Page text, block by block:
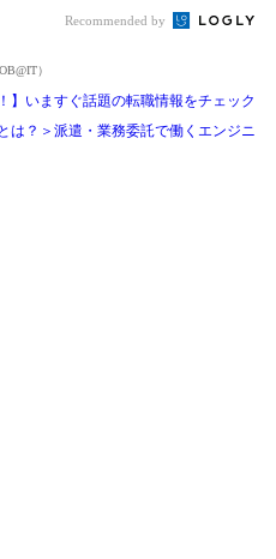
Recommended by
）
】いますぐ話題の転職情報をチェック
は？＞派遣・業務委託で働くエンジニ